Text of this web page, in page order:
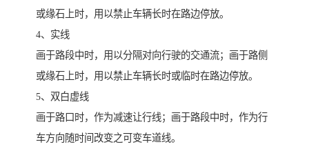
或缘石上时，用以禁止车辆长时在路边停放。
4、实线
画于路段中时，用以分隔对向行驶的交通流；画于路侧
或缘石上时，用以禁止车辆长时或临时在路边停放。
5、双白虚线
画于路口时，作为减速让行线；画于路段中时，作为行
车方向随时间改变之可变车道线。